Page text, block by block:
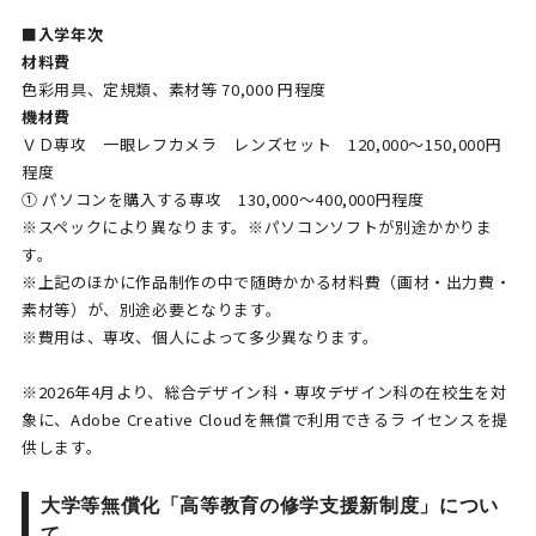
■入学年次
材料費
色彩用具、定規類、素材等 70,000 円程度
機材費
ＶＤ専攻 一眼レフカメラ レンズセット 120,000〜150,000円
程度
① パソコンを購入する専攻 130,000〜400,000円程度
※スペックにより異なります。※パソコンソフトが別途かかりま
す。
※上記のほかに作品制作の中で随時かかる材料費（画材・出力費・
素材等）が、別途必要となります。
※費用は、専攻、個人によって多少異なります。
※2026年4月より、総合デザイン科・専攻デザイン科の在校生を対
象に、Adobe Creative Cloudを無償で利用できるラ イセンスを提
供します。
大学等無償化「高等教育の修学支援新制度」につい